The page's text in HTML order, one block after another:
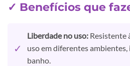
✓ Benefícios que
✓
Liberdade no uso: Resistente
uso em diferentes
banho.